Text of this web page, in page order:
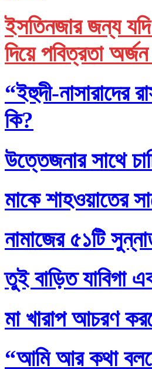
ইসতিনজার জন্য
দিয়ে পবিত্রতা
“ইহুদী-নাসারাদের
কি?
উত্তেজনার সাথে
মাকে শাহওয়াতের
নামাজের ৫১টি
তুই বাড়িত যাবিগা
মা খারাপ আচরণ
“আমি আর কথা